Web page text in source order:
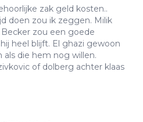
zak geld kosten..
doen zou ik zeggen. Milik
zou een goede
heel blijft. El ghazi gewoon
als die hem nog willen.
of dolberg achter klaas